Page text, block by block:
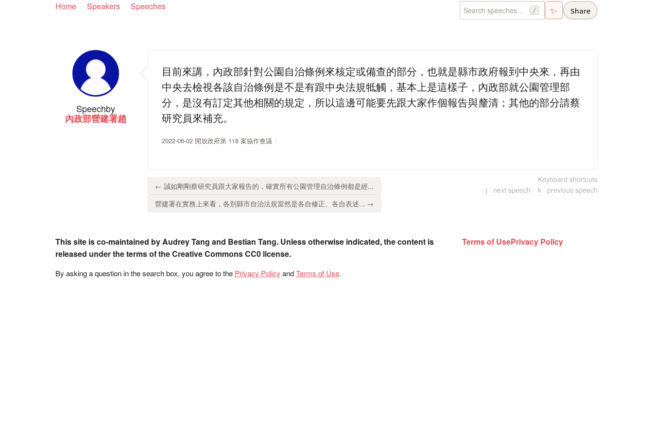
Home Speakers Speeches / ✨ Share
Speechby
內政部營建署趙
目前來講，內政部針對公園自治條例來核定或備查的部分，也就是縣市政府報到中央來，再由
中央去檢視各該自治條例是不是有跟中央法規牴觸，基本上是這樣子，內政部就公園管理部
分，是沒有訂定其他相關的規定，所以這邊可能要先跟大家作個報告與釐清；其他的部分請蔡
研究員來補充。
2022-06-02 開放政府第 118 案協作會議
← 誠如剛剛蔡研究員跟大家報告的，確實所有公園管理自治條例都是經...
營建署在實務上來看，各別縣市自治法規當然是各自修正、各自表述... →
Keyboard shortcuts
j
next speech k previous speech
This site is co-maintained by Audrey Tang and Bestian Tang. Unless otherwise indicated, the content is
released under the terms of the Creative Commons CC0 license.
By asking a question in the search box, you agree to the Privacy Policy andTerms of Use.
Terms of UsePrivacy Policy